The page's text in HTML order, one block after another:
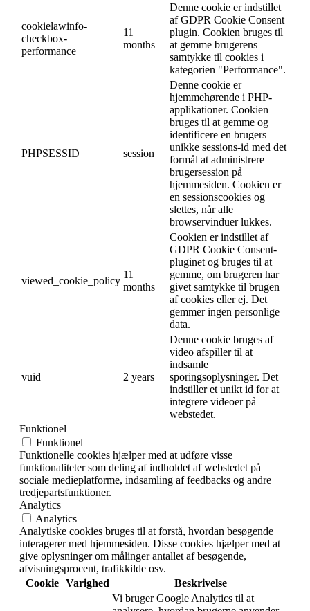
cookielawinfo-
checkbox-
performance
11
months
Denne cookie er indstillet
af GDPR Cookie Consent
plugin. Cookien bruges til
at gemme brugerens
samtykke til cookies i
kategorien "Performance".
PHPSESSID session
Denne cookie er
hjemmehørende i PHP-
applikationer. Cookien
bruges til at gemme og
identificere en brugers
unikke sessions-id med det
formål at administrere
brugersession på
hjemmesiden. Cookien er
en sessionscookies og
slettes, når alle
browservinduer lukkes.
viewed_cookie_policy
11
months
Cookien er indstillet af
GDPR Cookie Consent-
pluginet og bruges til at
gemme, om brugeren har
givet samtykke til brugen
af cookies eller ej. Det
gemmer ingen personlige
data.
vuid 2 years
Denne cookie bruges af
video afspiller til at
indsamle
sporingsoplysninger. Det
indstiller et unikt id for at
integrere videoer på
webstedet.
Funktionel
Funktionel
Funktionelle cookies hjælper med at udføre visse
funktionaliteter som deling af indholdet af webstedet på
sociale medieplatforme, indsamling af feedbacks og andre
tredjepartsfunktioner.
Analytics
Analytics
Analytiske cookies bruges til at forstå, hvordan besøgende
interagerer med hjemmesiden. Disse cookies hjælper med at
give oplysninger om målinger antallet af besøgende,
afvisningsprocent, trafikkilde osv.
Cookie Varighed
Beskrivelse
Vi bruger Google Analytics til at